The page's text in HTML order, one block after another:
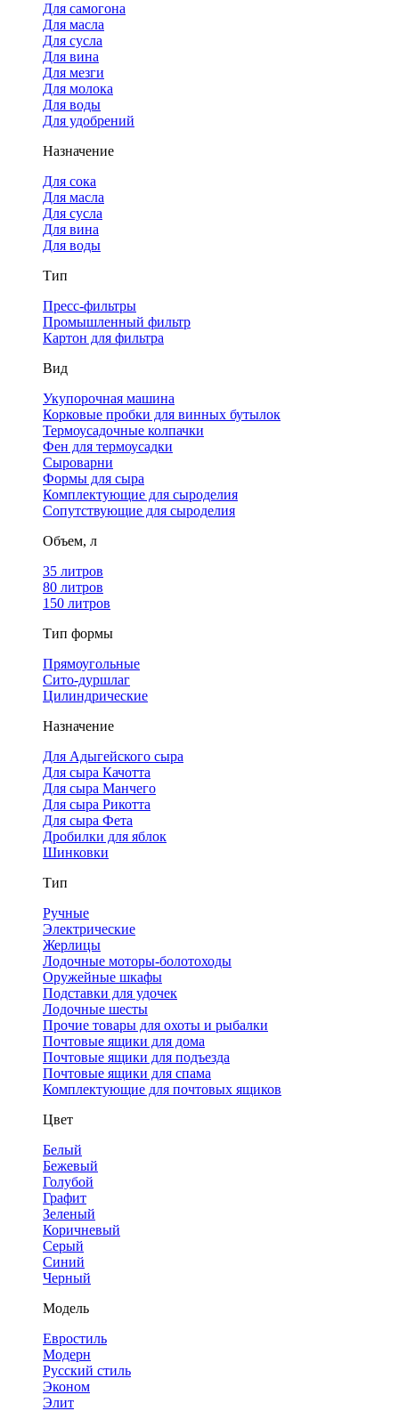
Для самогона
Для масла
Для сусла
Для вина
Для мезги
Для молока
Для воды
Для удобрений
Назначение
Для сока
Для масла
Для сусла
Для вина
Для воды
Тип
Пресс-фильтры
Промышленный фильтр
Картон для фильтра
Вид
Укупорочная машина
Корковые пробки для винных бутылок
Термоусадочные колпачки
Фен для термоусадки
Сыроварни
Формы для сыра
Комплектующие для сыроделия
Сопутствующие для сыроделия
Объем, л
35 литров
80 литров
150 литров
Тип формы
Прямоугольные
Сито-дуршлаг
Цилиндрические
Назначение
Для Адыгейского сыра
Для сыра Качотта
Для сыра Манчего
Для сыра Рикотта
Для сыра Фета
Дробилки для яблок
Шинковки
Тип
Ручные
Электрические
Жерлицы
Лодочные моторы-болотоходы
Оружейные шкафы
Подставки для удочек
Лодочные шесты
Прочие товары для охоты и рыбалки
Почтовые ящики для дома
Почтовые ящики для подъезда
Почтовые ящики для спама
Комплектующие для почтовых ящиков
Цвет
Белый
Бежевый
Голубой
Графит
Зеленый
Коричневый
Серый
Синий
Черный
Модель
Евростиль
Модерн
Русский стиль
Эконом
Элит